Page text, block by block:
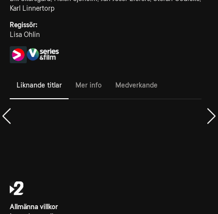
Karl Linnertorp
Regissör:
Lisa Ohlin
Liknande titlar Mer info Medverkande
Allmänna villkor